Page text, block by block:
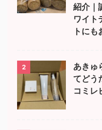
紹介｜
ワイト
トにも
2
あきゅ
てどう
コミレ